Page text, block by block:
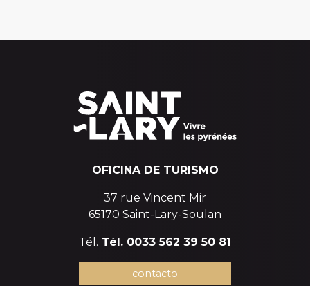
OFICINA DE TURISMO
37 rue Vincent Mir
65170 Saint-Lary-Soulan
Tél. Tél. 0033 562 39 50 81
contacto